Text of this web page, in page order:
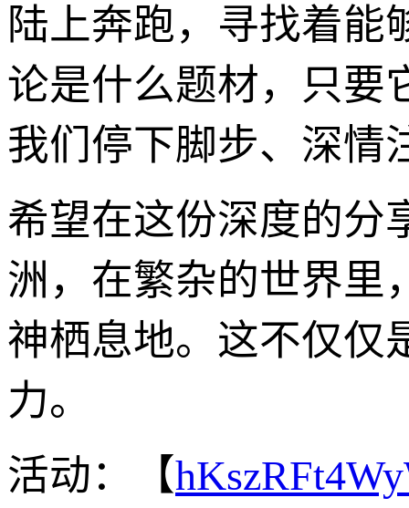
陆上奔跑，寻找着能
论是什么题材，只要
我们停下脚步、深情
希望在这份深度的分
洲，在繁杂的世界里
神栖息地。这不仅仅
力。
活动：【